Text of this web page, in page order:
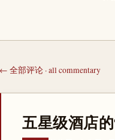
← 全部评论 · all commentary
五星级酒店